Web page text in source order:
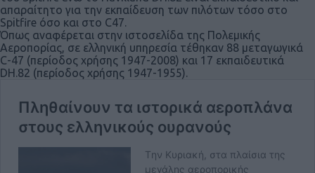
απαραίτητο για την εκπαίδευση των πιλότων τόσο στο
Spitfire όσο και στο C47.
Όπως αναφέρεται στην ιστοσελίδα της Πολεμικής
Αεροπορίας, σε ελληνική υπηρεσία τέθηκαν 88 μεταγωγικά
C-47 (περίοδος χρήσης 1947-2008) και 17 εκπαιδευτικά
DH.82 (περίοδος χρήσης 1947-1955).